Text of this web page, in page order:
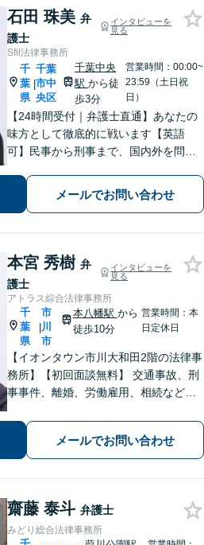
石田 珠美 弁
護士
インタビューを
見る
Sfil法律事務所
千
葉
県
|
千葉
市中
央区
千葉中央
駅から徒
歩3分
営業時間：00:00~
23:59（土日祝
日）
【24時間受付｜弁護士直通】あなたの
味方として徹底的に戦います【英語
可】民事から刑事まで、国内外を問わ
タル証拠・資産対応】ソーシャルワー
カー兼司法書士と連携【法テラス・WE
メールでお問い合わせ
本宮 秀樹 弁
護士
インタビューを
見る
アトラス綜合法律事務所
千
葉
県
|
市
川
市
本八幡駅 から
徒歩10分
営業時間：本
日定休日
【イオンタウン市川大和田2階の法律事
務所】【初回面談無料】 交通事故、刑
事事件、離婚、労働雇用、相続などの
経験15年以上】依頼者様に寄り添い、
解決へと導きます【電話相談可】【本
八幡駅9分】
メールでお問い合わせ
齋藤 泰斗 弁護士
みどり総合法律事務所